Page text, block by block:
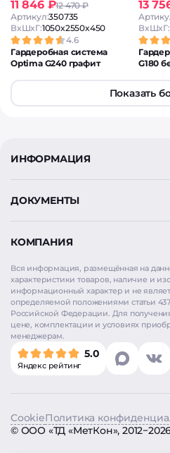
11 846 ₽12 470 ₽
Артикул:350735
ВxШxГ:1050x2550x450
4.6
Гардеробная система
Optima G240 графит
13
ВxШxГ:
G180
Показать
Вся информация, размещённая на
характеристики товаров, наличие и
информационный характер и не
определяемой положениями статьи
Российской Федерации. Для
цене, комплектации и условиях
менеджерам.
5.0
Яндекс рейтинг
ИНФОРМАЦИЯ
ДОКУМЕНТЫ
КОМПАНИЯ
© ООО «ТД «МетКон»,
CookieПолитика
Мы используем
работы сайта. Продолжая
соглашаетесь на
«Согласен», вы также даёте
Согласен